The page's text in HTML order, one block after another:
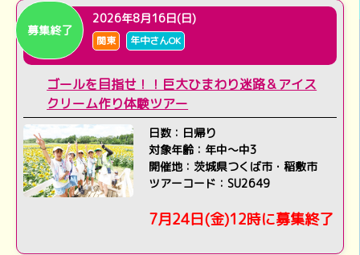
募集終了
2026年8月16日(日)
関東 年中さんOK
ゴールを目指せ！！巨大ひまわり迷路＆アイス
クリーム作り体験ツアー
日数：日帰り
対象年齢：年中～中3
開催地：茨城県つくば市・稲敷市
ツアーコード：SU2649
7月24日(金)12時に募集終了